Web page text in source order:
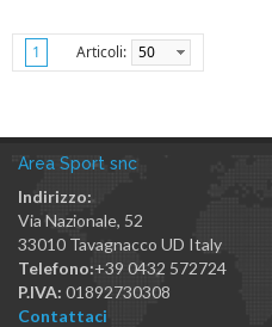
1 Articoli: 50
Area Sport snc
Indirizzo:
Via Nazionale, 52
33010 Tavagnacco UD Italy
Telefono:+39 0432 572724
P.IVA: 01892730308
Contattaci